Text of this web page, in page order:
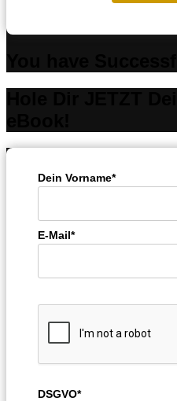
Dein Vorname*
E-Mail*
DSGVO*